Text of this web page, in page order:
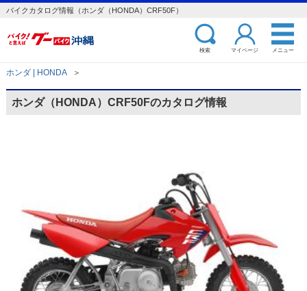
バイクカタログ情報（ホンダ（HONDA）CRF50F）
検索 マイページ メニュー
ホンダ | HONDA ＞
ホンダ（HONDA）CRF50Fのカタログ情報